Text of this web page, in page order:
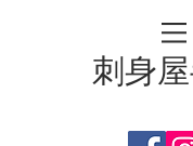
刺身